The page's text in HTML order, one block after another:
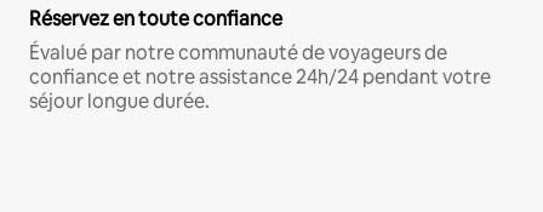
Réservez en toute confiance
Évalué par notre communauté de voyageurs de
confiance et notre assistance 24h/24 pendant votre
séjour longue durée.